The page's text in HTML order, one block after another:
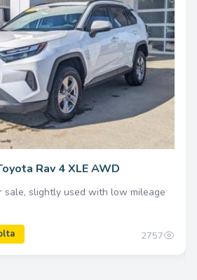
giorno
Rav 4 XLE AWD
sale, slightly used with low mileage
2757